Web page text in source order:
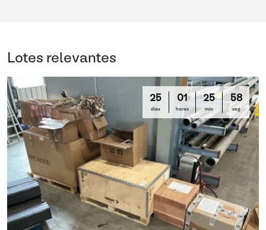
Lotes relevantes
25
días
01
horas
25
min
58
seg